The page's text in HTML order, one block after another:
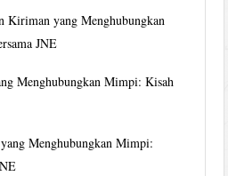
Kiriman yang Menghubungkan
JNE
Menghubungkan Mimpi: Kisah
Menghubungkan Mimpi: